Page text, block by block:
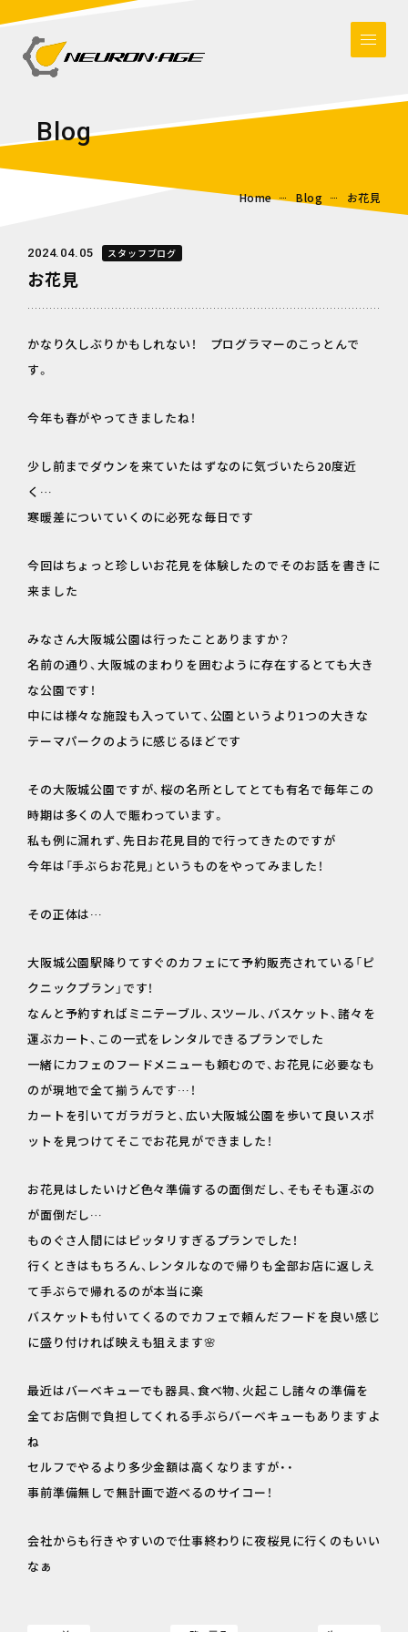
Blog
Home Blog お花見
2024.04.05 スタッフブログ
お花見
かなり久しぶりかもしれない！ プログラマーのこっとんで
す。
今年も春がやってきましたね！
少し前までダウンを来ていたはずなのに気づいたら20度近
く…
寒暖差についていくのに必死な毎日です
今回はちょっと珍しいお花見を体験したのでそのお話を書きに
来ました
みなさん大阪城公園は行ったことありますか？
名前の通り、大阪城のまわりを囲むように存在するとても大き
な公園です！
中には様々な施設も入っていて、公園というより1つの大きな
テーマパークのように感じるほどです
その大阪城公園ですが、桜の名所としてとても有名で毎年この
時期は多くの人で賑わっています。
私も例に漏れず、先日お花見目的で行ってきたのですが
今年は「手ぶらお花見」というものをやってみました！
その正体は…
大阪城公園駅降りてすぐのカフェにて予約販売されている「ピ
クニックプラン」です！
なんと予約すればミニテーブル、スツール、バスケット、諸々を
運ぶカート、この一式をレンタルできるプランでした
一緒にカフェのフードメニューも頼むので、お花見に必要なも
のが現地で全て揃うんです…！
カートを引いてガラガラと、広い大阪城公園を歩いて良いスポ
ットを見つけてそこでお花見ができました！
お花見はしたいけど色々準備するの面倒だし、そもそも運ぶの
が面倒だし…
ものぐさ人間にはピッタリすぎるプランでした！
行くときはもちろん、レンタルなので帰りも全部お店に返しえ
て手ぶらで帰れるのが本当に楽
バスケットも付いてくるのでカフェで頼んだフードを良い感じ
に盛り付ければ映えも狙えます🌸
最近はバーベキューでも器具、食べ物、火起こし諸々の準備を
全てお店側で負担してくれる手ぶらバーベキューもありますよ
ね
セルフでやるより多少金額は高くなりますが・・
事前準備無しで無計画で遊べるのサイコー！
会社からも行きやすいので仕事終わりに夜桜見に行くのもいい
なぁ